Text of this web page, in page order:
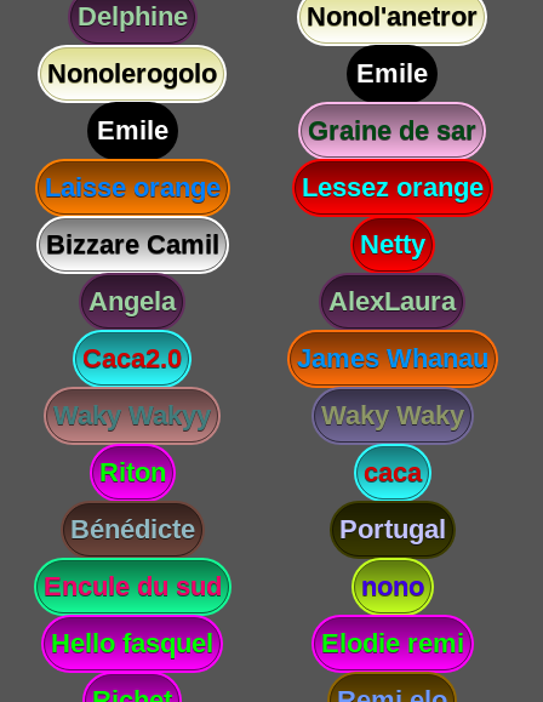
Delphine
Nonol'anetror
Nonolerogolo
Emile
Emile
Graine de sar
Laisse orange
Lessez orange
Bizzare Camil
Netty
Angela
AlexLaura
Caca2.0
James Whanau
Waky Wakyy
Waky Waky
Riton
caca
Bénédicte
Portugal
Encule du sud
nono
Hello fasquel
Elodie remi